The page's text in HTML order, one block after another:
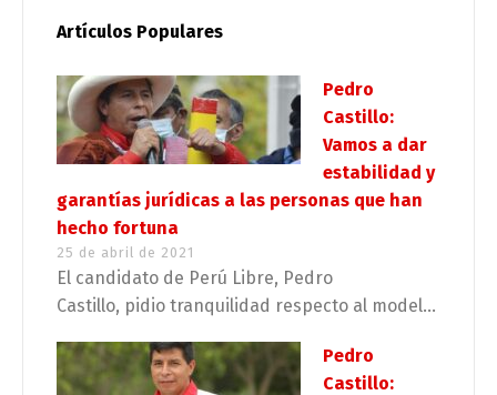
Artículos Populares
Pedro
Castillo:
Vamos a dar
estabilidad y
garantías jurídicas a las personas que han
hecho fortuna
25 de abril de 2021
El candidato de Perú Libre, Pedro
Castillo, pidio tranquilidad respecto al model...
Pedro
Castillo: